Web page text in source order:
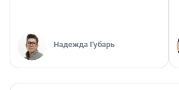
Надежда Губарь